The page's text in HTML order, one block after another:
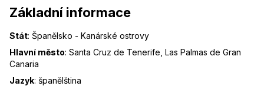
Základní informace
Stát: Španělsko - Kanárské ostrovy
Hlavní město: Santa Cruz de Tenerife, Las Palmas de Gran
Canaria
Jazyk: španělština